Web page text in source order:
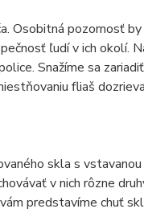
Osobitná pozornosť
ľudí v ich okolí.
Snažíme sa
fliaš
skla s
v nich rôzne
predstavíme chuť